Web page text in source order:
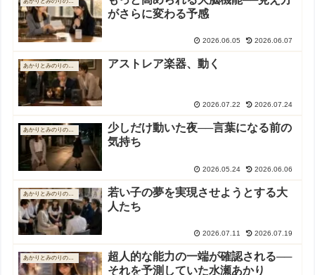
がさらに変わる予感
2026.06.05 2026.06.07
あかりとみのりの物語 アストレア楽器、動く
2026.07.22 2026.07.24
あかりとみのりの物語
少しだけ動いた夜──言葉になる前の
気持ち
2026.05.24 2026.06.06
あかりとみのりの物語
若い子の夢を実現させようとする大
人たち
2026.07.11 2026.07.19
あかりとみのりの物語
超人的な能力の一端が確認される──
それを予測していた水瀬あかり